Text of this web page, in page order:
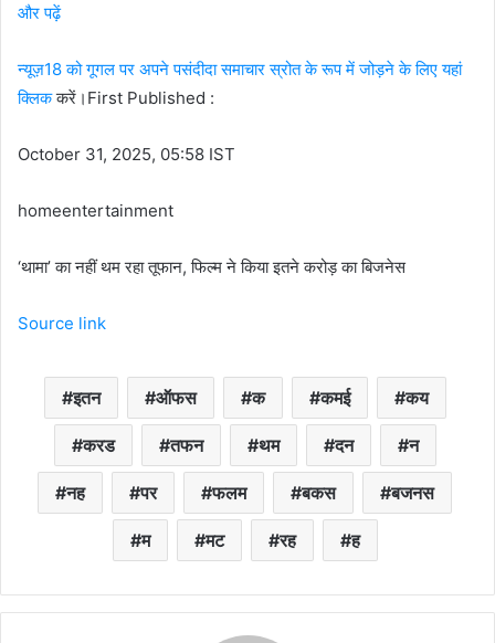
और पढ़ें
न्यूज़18 को गूगल पर अपने पसंदीदा समाचार स्रोत के रूप में जोड़ने के लिएयहां
क्लिककरें।First Published :
October 31, 2025, 05:58 IST
homeentertainment
‘थामा’ का नहीं थम रहा तूफान, फिल्म ने किया इतने करोड़ का बिजनेस
Source link
इतन ऑफस क कमई कय
करड तफन थम दन न
नह पर फलम बकस बजनस
म मट रह ह